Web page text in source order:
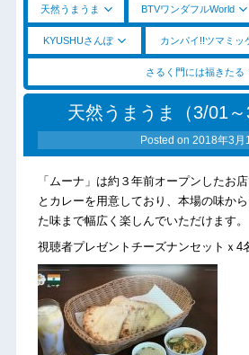
天然うまうま BTVワンダフルWorld
KYUSHUさんぽ カンパイ!!ツマミッ
さるく門には福きたる
天然うまうま（3/01～
Posted on 2018年3月
「ムーナ」は約３年前オープンしたお
とカレーを用意しており、本場の味か
た味まで幅広く楽しんでいただけます。
視聴者プレゼントチーズナンセットｘ4